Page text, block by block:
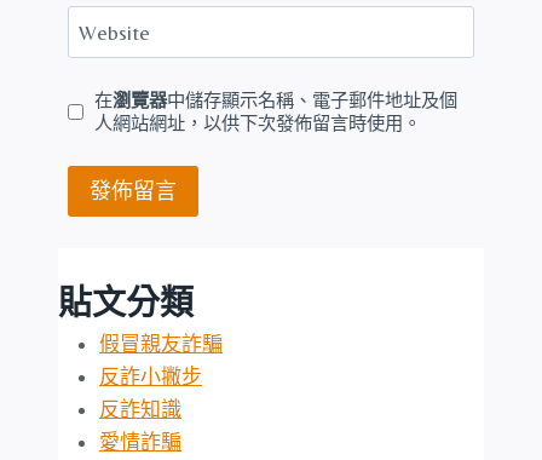
Website
在瀏覽器中儲存顯示名稱、電子郵件地址及個
人網站網址，以供下次發佈留言時使用。
貼文分類
假冒親友詐騙
反詐小撇步
反詐知識
愛情詐騙